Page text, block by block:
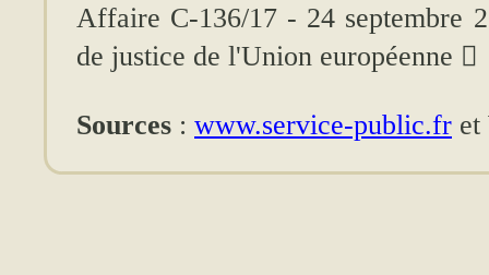
Affaire C-136/17 - 24 septembre
de justice de l'Union européenne 
Sources : www.service-public.fr et